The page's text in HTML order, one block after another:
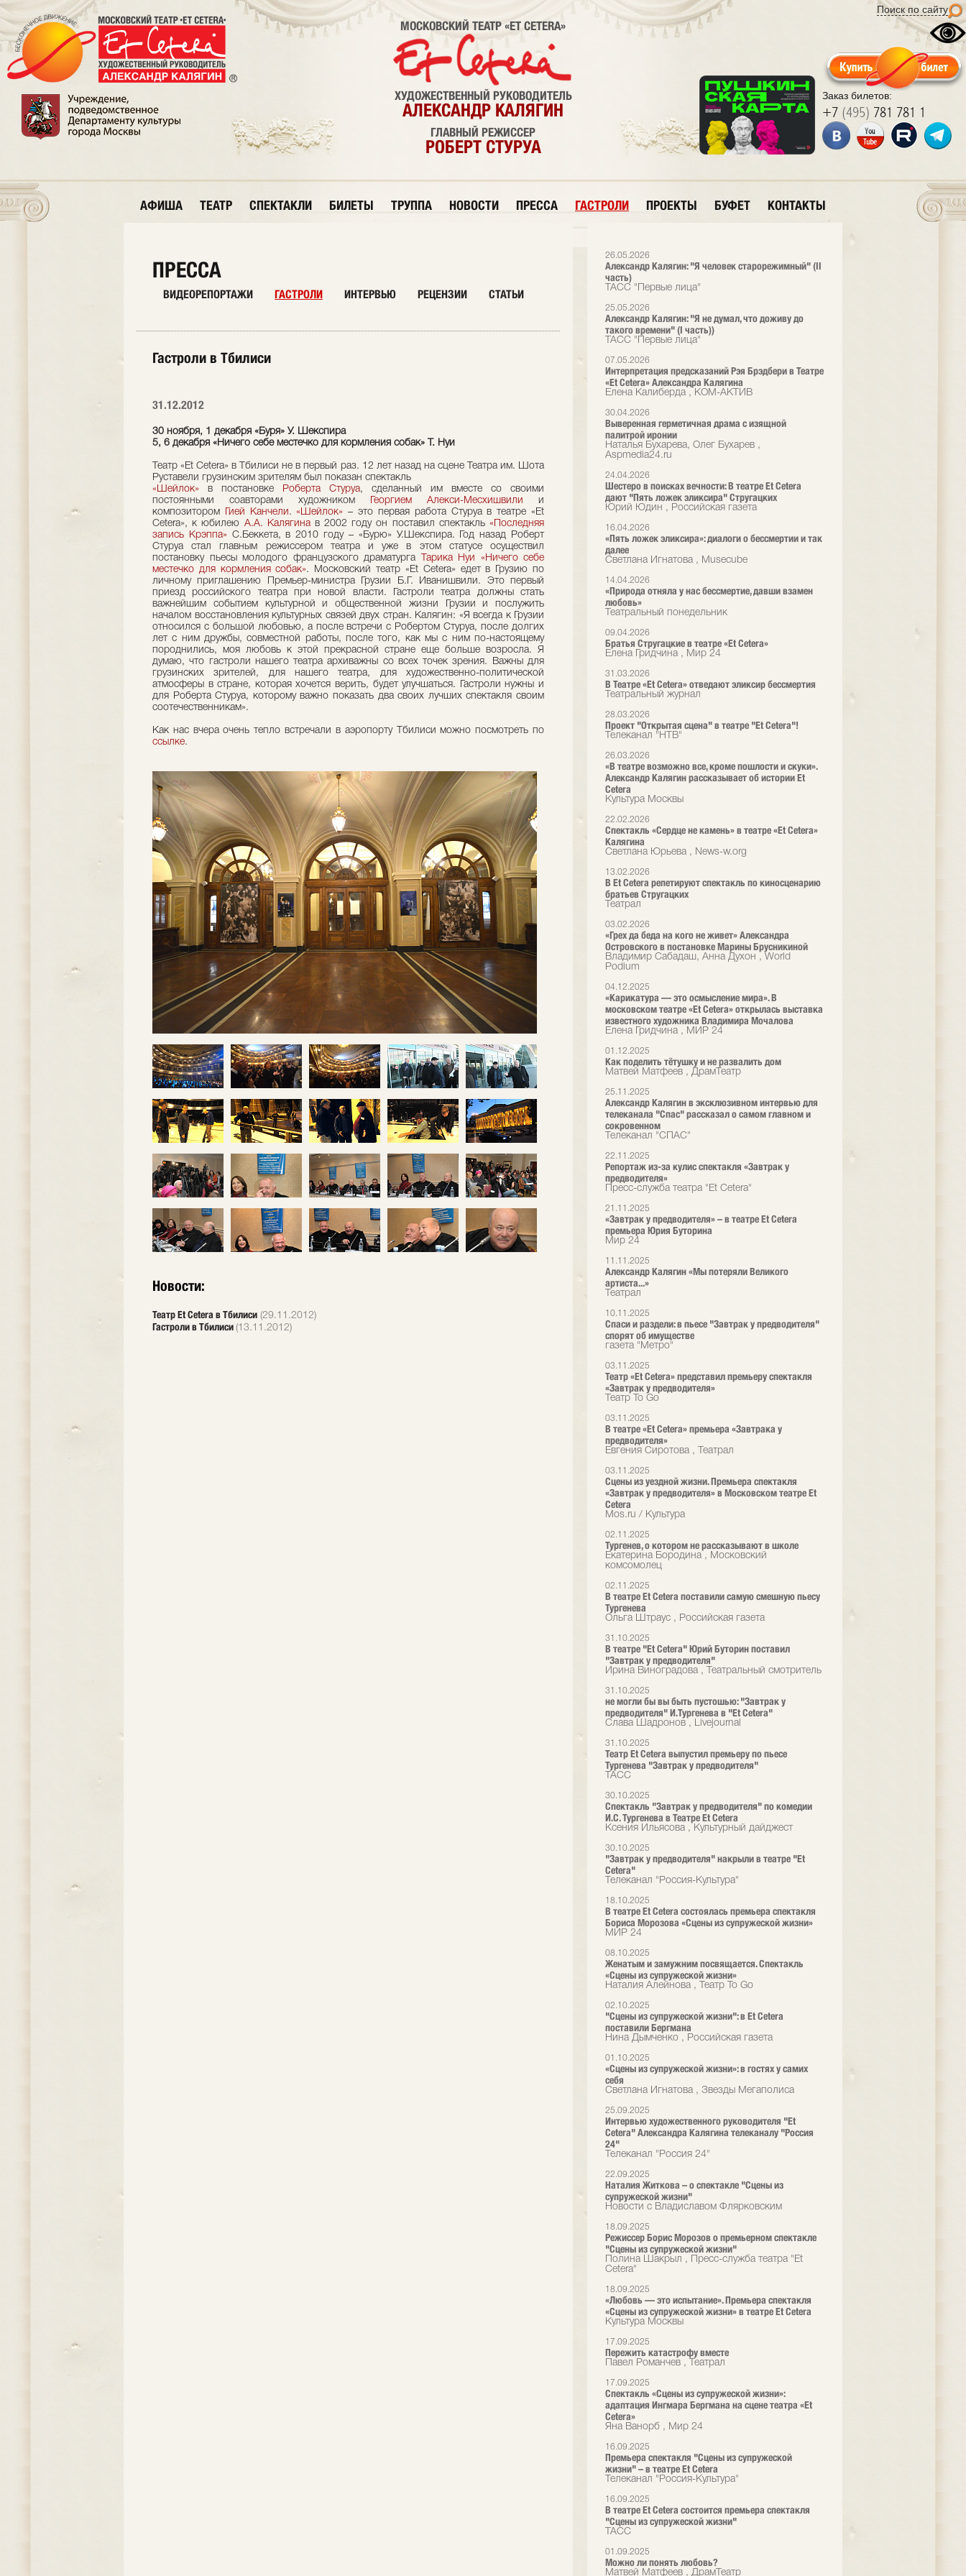
Поиск по сайту
Заказ билетов:
+7 (495) 781 781 1
МОСКОВСКИЙ ТЕАТР «ET CETERA»
ХУДОЖЕСТВЕННЫЙ РУКОВОДИТЕЛЬ
АЛЕКСАНДР КАЛЯГИН
ГЛАВНЫЙ РЕЖИССЕР
РОБЕРТ СТУРУА
АФИША ТЕАТР СПЕКТАКЛИ БИЛЕТЫ ТРУППА НОВОСТИ ПРЕССА ГАСТРОЛИ ПРОЕКТЫ БУФЕТ КОНТАКТЫ
26.05.2026
Александр Калягин: "Я человек старорежимный" (II
часть)
ТАСС "Первые лица"
25.05.2026
Александр Калягин: "Я не думал, что доживу до
такого времени" (I часть))
ТАСС "Первые лица"
07.05.2026
Интерпретация предсказаний Рэя Брэдбери в Театре
«Et Cetera» Александра Калягина
Елена Калиберда , КОМ-АКТИВ
30.04.2026
Выверенная герметичная драма с изящной
палитрой иронии
Наталья Бухарева, Олег Бухарев ,
Аspmedia24.ru
24.04.2026
Шестеро в поисках вечности: В театре Et Cetera
дают "Пять ложек эликсира" Стругацких
Юрий Юдин , Российская газета
16.04.2026
«Пять ложек эликсира»: диалоги о бессмертии и так
далее
Светлана Игнатова , Musecube
14.04.2026
«Природа отняла у нас бессмертие, давши взамен
любовь»
Театральный понедельник
09.04.2026
Братья Стругацкие в театре «Et Cetera»
Елена Гридчина , Мир 24
31.03.2026
В Театре «Et Cetera» отведают эликсир бессмертия
Театральный журнал
28.03.2026
Проект "Открытая сцена" в театре "Et Cetera"!
Телеканал "НТВ"
26.03.2026
«В театре возможно все, кроме пошлости и скуки».
Александр Калягин рассказывает об истории Et
Cetera
Культура Москвы
22.02.2026
Спектакль «Сердце не камень» в театре «Et Cetera»
Калягина
Светлана Юрьева , News-w.org
13.02.2026
В Et Cetera репетируют спектакль по киносценарию
братьев Стругацких
Театрал
03.02.2026
«Грех да беда на кого не живет» Александра
Островского в постановке Марины Брусникиной
Владимир Сабадаш, Анна Духон , World
Podium
04.12.2025
«Карикатура — это осмысление мира». В
московском театре «Et Cetera» открылась выставка
известного художника Владимира Мочалова
Елена Гридчина , МИР 24
01.12.2025
Как поделить тётушку и не развалить дом
Матвей Матфеев , ДрамТеатр
25.11.2025
Александр Калягин в эксклюзивном интервью для
телеканала "Спас" рассказал о самом главном и
сокровенном
Телеканал "СПАС"
22.11.2025
Репортаж из-за кулис спектакля «Завтрак у
предводителя»
Пресс-служба театра "Et Cetera"
21.11.2025
«Завтрак у предводителя» – в театре Et Cetera
премьера Юрия Буторина
Мир 24
11.11.2025
Александр Калягин «Мы потеряли Великого
артиста...»
Театрал
10.11.2025
Спаси и раздели: в пьесе "Завтрак у предводителя"
спорят об имуществе
газета "Метро"
03.11.2025
Театр «Et Cetera» представил премьеру спектакля
«Завтрак у предводителя»
Театр To Go
03.11.2025
В театре «Et Cetera» премьера «Завтрака у
предводителя»
Евгения Сиротова , Театрал
03.11.2025
Сцены из уездной жизни. Премьера спектакля
«Завтрак у предводителя» в Московском театре Et
Cetera
Mos.ru / Культура
02.11.2025
Тургенев, о котором не рассказывают в школе
Екатерина Бородина , Московский
комсомолец
02.11.2025
В театре Et Сetera поставили самую смешную пьесу
Тургенева
Ольга Штраус , Российская газета
31.10.2025
В театре "Et Cetera" Юрий Буторин поставил
"Завтрак у предводителя"
Ирина Виноградова , Театральный смотритель
31.10.2025
не могли бы вы быть пустошью: "Завтрак у
предводителя" И.Тургенева в "Et Cetera"
Слава Шадронов , Livejournal
31.10.2025
Театр Et Cetera выпустил премьеру по пьесе
Тургенева "Завтрак у предводителя"
ТАСС
30.10.2025
Спектакль "Завтрак у предводителя" по комедии
И.С. Тургенева в Театре Et Cetera
Ксения Ильясова , Культурный дайджест
30.10.2025
"Завтрак у предводителя" накрыли в театре "Et
Cetera"
Телеканал "Россия-Культура"
18.10.2025
В театре Et Cetera состоялась премьера спектакля
Бориса Морозова «Сцены из супружеской жизни»
МИР 24
08.10.2025
Женатым и замужним посвящается. Спектакль
«Сцены из супружеской жизни»
Наталия Алейнова , Театр To Go
02.10.2025
"Сцены из супружеской жизни": в Et Cetera
поставили Бергмана
Нина Дымченко , Российская газета
01.10.2025
«Сцены из супружеской жизни»: в гостях у самих
себя
Светлана Игнатова , Звезды Мегаполиса
25.09.2025
Интервью художественного руководителя "Et
Cetera" Александра Калягина телеканалу "Россия
24"
Телеканал "Россия 24"
22.09.2025
Наталия Житкова – о спектакле "Сцены из
супружеской жизни"
Новости с Владиславом Флярковским
18.09.2025
Режиссер Борис Морозов о премьерном спектакле
"Сцены из супружеской жизни"
Полина Шакрыл , Пресс-служба театра "Et
Cetera"
18.09.2025
«Любовь — это испытание». Премьера спектакля
«Сцены из супружеской жизни» в театре Et Cetera
Культура Москвы
17.09.2025
Пережить катастрофу вместе
Павел Романчев , Театрал
17.09.2025
Спектакль «Сцены из супружеской жизни»:
адаптация Ингмара Бергмана на сцене театра «Et
Cetera»
Яна Ванорб , Мир 24
16.09.2025
Премьера спектакля "Сцены из супружеской
жизни" – в театре Et Cetera
Телеканал "Россия-Культура"
16.09.2025
В театре Et Cetera состоится премьера спектакля
"Сцены из супружеской жизни"
ТАСС
01.09.2025
Можно ли понять любовь?
Матвей Матфеев , ДрамТеатр
ПРЕССА
ВИДЕОРЕПОРТАЖИ ГАСТРОЛИ ИНТЕРВЬЮ РЕЦЕНЗИИ СТАТЬИ
Гастроли в Тбилиси
31.12.2012
30 ноября, 1 декабря «Буря» У. Шекспира
5, 6 декабря «Ничего себе местечко для кормления собак» Т. Нуи
Театр «Et Cetera» в Тбилиси не в первый раз. 12 лет назад на сцене Театра им. Шота
Руставели грузинским зрителям был показан спектакль
«Шейлок» в постановке Роберта Стуруа, сделанный им вместе со своими
постоянными соавторами художником
Георгием Алекси-Месхишвили и
композитором
Гией Канчели.«Шейлок»
– это первая работа Стуруа в театре «Et
Cetera», к юбилею А.А. Калягинав 2002 году он поставил спектакль«Последняя
запись Крэппа» С.Беккета, в 2010 году – «Бурю» У.Шекспира. Год назад Роберт
Стуруа стал главным режиссером театра и уже в этом статусе осуществил
постановку пьесы молодого французского драматурга
Тарика Нуи
«Ничего себе
местечко для кормления собак». Московский театр «Et Cetera» едет в Грузию по
личному приглашению Премьер-министра Грузии Б.Г. Иванишвили. Это первый
приезд российского театра при новой власти. Гастроли театра должны стать
важнейшим событием культурной и общественной жизни Грузии и послужить
началом восстановления культурных связей двух стран. Калягин: «Я всегда к Грузии
относился с большой любовью, а после встречи с Робертом Стуруа, после долгих
лет с ним дружбы, совместной работы, после того, как мы с ним по-настоящему
породнились, моя любовь к этой прекрасной стране еще больше возросла. Я
думаю, что гастроли нашего театра архиважны со всех точек зрения. Важны для
грузинских зрителей, для нашего театра, для художественно-политической
атмосферы в стране, которая хочется верить, будет улучшаться. Гастроли нужны и
для Роберта Стуруа, которому важно показать два своих лучших спектакля своим
соотечественникам».
Как нас вчера очень тепло встречали в аэропорту Тбилиси можно посмотреть по
ссылке.
Новости:
Театр Et Cetera в Тбилиси (29.11.2012)
Гастроли в Тбилиси (13.11.2012)